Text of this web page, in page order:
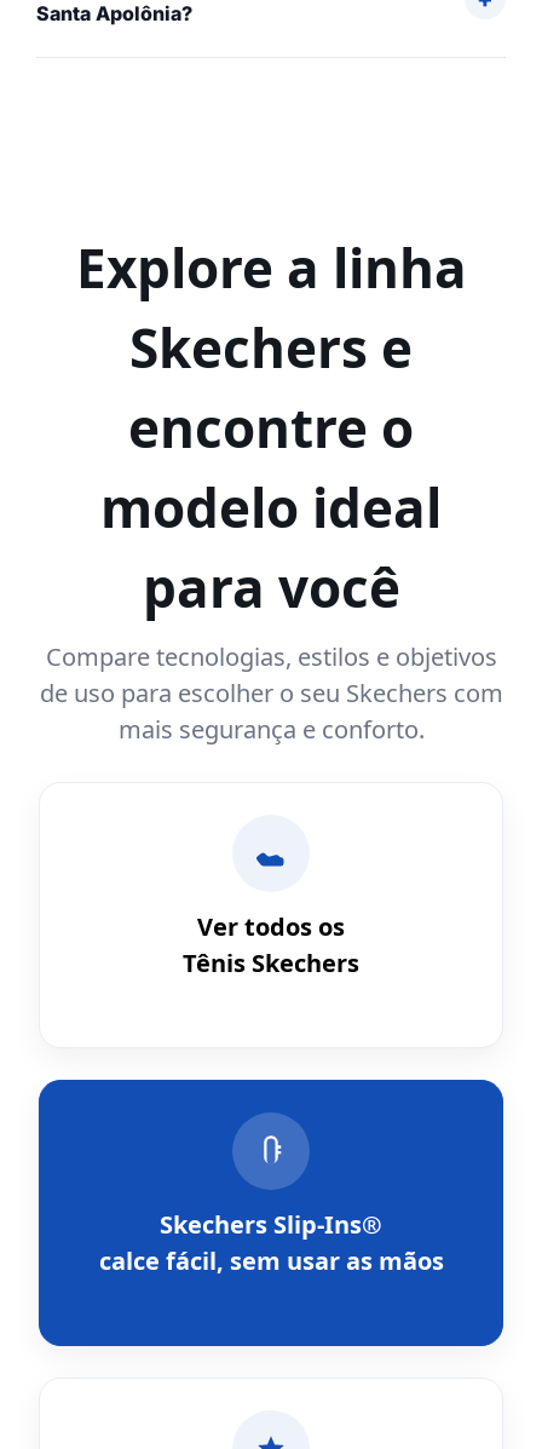
Santa Apolônia?
Explore a linha
Skechers e
encontre o
modelo ideal
para você
Compare tecnologias, estilos e objetivos
de uso para escolher o seu Skechers com
mais segurança e conforto.
Ver todos os
Tênis Skechers
Skechers Slip-Ins®
calce fácil, sem usar as mãos